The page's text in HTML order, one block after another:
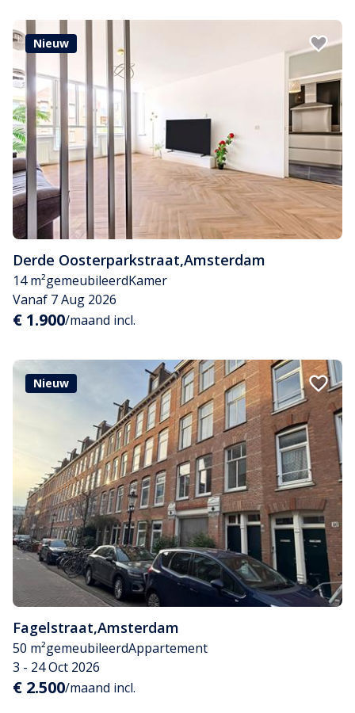
Nieuw
Derde Oosterparkstraat,Amsterdam
14 m²gemeubileerdKamer
Vanaf 7 Aug 2026
€ 1.900/maand incl.
Nieuw
Fagelstraat,Amsterdam
50 m²gemeubileerdAppartement
3 - 24 Oct 2026
€ 2.500/maand incl.